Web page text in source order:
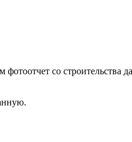
со строительства